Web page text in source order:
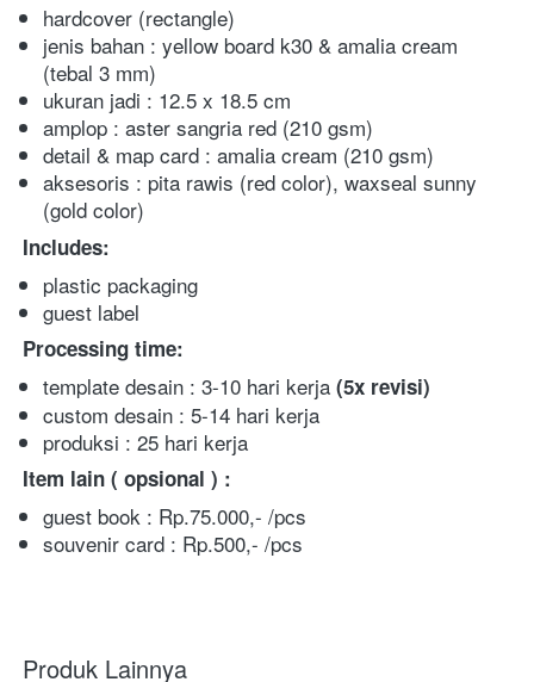
hardcover (rectangle)
jenis bahan : yellow board k30 & amalia cream
(tebal 3 mm)
ukuran jadi : 12.5 x 18.5 cm
amplop : aster sangria red (210 gsm)
detail & map card : amalia cream (210 gsm)
aksesoris : pita rawis (red color), waxseal sunny
(gold color)
Includes:
plastic packaging
guest label
Processing time:
template desain : 3-10 hari kerja (5x revisi)
custom desain : 5-14 hari kerja
produksi : 25 hari kerja
Item lain ( opsional ) :
guest book : Rp.75.000,- /pcs
souvenir card : Rp.500,- /pcs
Produk Lainnya